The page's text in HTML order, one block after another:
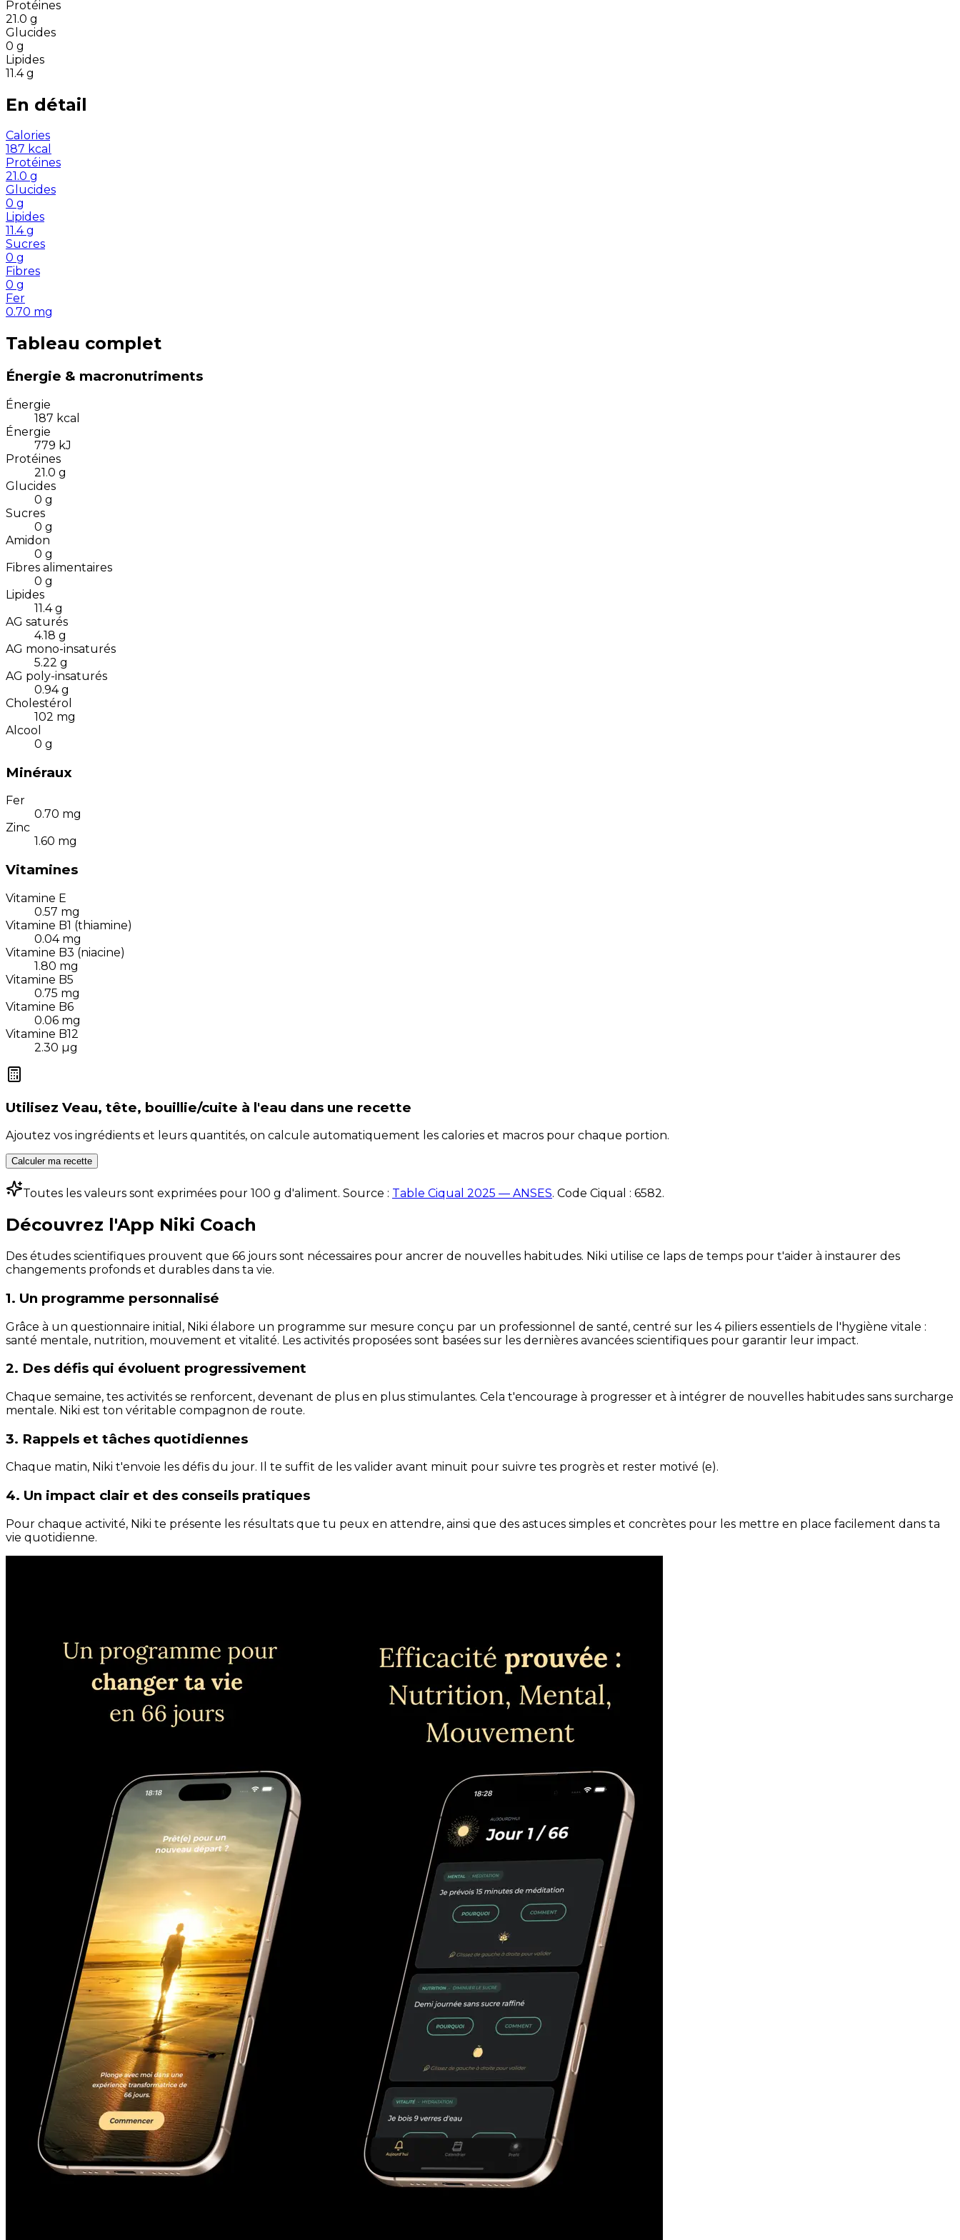
Protéines
21.0 g
Glucides
0 g
Lipides
11.4 g
En détail
Calories
187 kcal
Protéines
21.0 g
Glucides
0 g
Lipides
11.4 g
Sucres
0 g
Fibres
0 g
Fer
0.70 mg
Tableau complet
Énergie & macronutriments
Énergie
187 kcal
Énergie
779 kJ
Protéines
21.0 g
Glucides
0 g
Sucres
0 g
Amidon
0 g
Fibres alimentaires
0 g
Lipides
11.4 g
AG saturés
4.18 g
AG mono-insaturés
5.22 g
AG poly-insaturés
0.94 g
Cholestérol
102 mg
Alcool
0 g
Minéraux
Fer
0.70 mg
Zinc
1.60 mg
Vitamines
Vitamine E
0.57 mg
Vitamine B1 (thiamine)
0.04 mg
Vitamine B3 (niacine)
1.80 mg
Vitamine B5
0.75 mg
Vitamine B6
0.06 mg
Vitamine B12
2.30 µg
Utilisez Veau, tête, bouillie/cuite à l'eau dans une recette
Ajoutez vos ingrédients et leurs quantités, on calcule automatiquement les calories et macros pour chaque portion.
Calculer ma recette
Toutes les valeurs sont exprimées pour 100 g d'aliment. Source : Table Ciqual 2025 — ANSES. Code Ciqual : 6582.
Découvrez l'App Niki Coach
Des études scientifiques prouvent que 66 jours sont nécessaires pour ancrer de nouvelles habitudes. Niki utilise ce laps de temps pour t'aider à instaurer des
changements profonds et durables dans ta vie.
1. Un programme personnalisé
Grâce à un questionnaire initial, Niki élabore un programme sur mesure conçu par un professionnel de santé, centré sur les 4 piliers essentiels de l'hygiène vitale :
santé mentale, nutrition, mouvement et vitalité. Les activités proposées sont basées sur les dernières avancées scientifiques pour garantir leur impact.
2. Des défis qui évoluent progressivement
Chaque semaine, tes activités se renforcent, devenant de plus en plus stimulantes. Cela t'encourage à progresser et à intégrer de nouvelles habitudes sans surcharge
mentale. Niki est ton véritable compagnon de route.
3. Rappels et tâches quotidiennes
Chaque matin, Niki t'envoie les défis du jour. Il te suffit de les valider avant minuit pour suivre tes progrès et rester motivé (e).
4. Un impact clair et des conseils pratiques
Pour chaque activité, Niki te présente les résultats que tu peux en attendre, ainsi que des astuces simples et concrètes pour les mettre en place facilement dans ta
vie quotidienne.